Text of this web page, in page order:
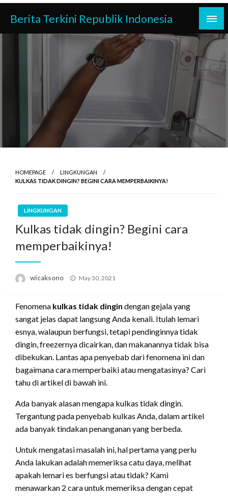
Skip
content
Berita Terkini Republik Indonesia
HOMEPAGE
LINGKUNGAN
KULKAS TIDAK DINGIN? BEGINI CARA MEMPERBAIKINYA!
LINGKUNGAN
Kulkas tidak dingin? Begini cara
memperbaikinya!
wicaksono
Posted
May 30, 2021
Fenomena kulkas tidak dingin dengan gejala yang
sangat jelas dapat langsung Anda kenali. Itulah lemari
esnya, walaupun berfungsi, tetapi pendinginnya tidak
dingin, freezernya dicairkan, dan makanannya tidak bisa
dibekukan. Lantas apa penyebab dari fenomena ini dan
bagaimana cara memperbaiki atau mengatasinya? Cari
tahu di artikel di bawah ini.
Ada banyak alasan mengapa kulkas tidak dingin.
Tergantung pada penyebab kulkas Anda, dalam artikel
ada banyak tindakan penanganan yang berbeda.
Untuk mengatasi masalah ini, hal pertama yang perlu
Anda lakukan adalah memeriksa catu daya, melihat
apakah lemari es berfungsi atau tidak? Kami
menawarkan 2 cara untuk memeriksa dengan cepat